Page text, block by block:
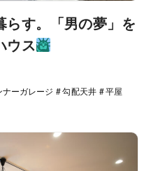
らす。「男の夢」を
ウス
ナーガレージ 勾配天井 平屋